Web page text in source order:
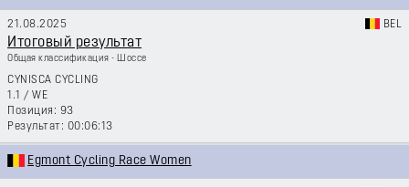
21.08.2025 BEL
Итоговый результат
Общая классификация - Шоссе
CYNISCA CYCLING
1.1 / WE
93
00:06:13
Egmont Cycling Race Women